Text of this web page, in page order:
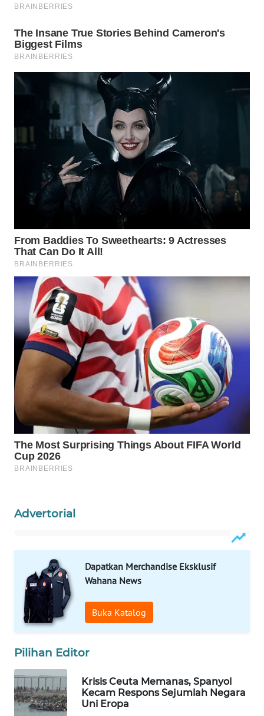
Advertorial
Dapatkan Merchandise Eksklusif
Wahana News
Buka Katalog
Pilihan Editor
Krisis Ceuta Memanas, Spanyol
Kecam Respons Sejumlah Negara
Uni Eropa
WN
TIMUR
SEMARANG
BOROBUDUR
WN
MADURA
WN
SURABAYA
WN
NATUNA
WN
BINTAN
MANDALIKA
LIKUPANG
WN
LABUANBAJO
BORNEO
Media
WAHANA
NEWS
WAHANA
TANI
WAHANA
ADVOKAT